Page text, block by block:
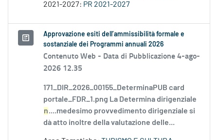
2021-2027: PR 2021-2027
Approvazione esiti dell’ammissibilità formale e
sostanziale dei Programmi annuali 2026
Contenuto Web - Data di Pubblicazione 4-ago-
2026 12.35
171_DIR_2026_00155_DeterminaPUB card
portale_FDR_1.png La Determina dirigenziale
n....medesimo provvedimento dirigenziale si
dà atto inoltre della valutazione delle...